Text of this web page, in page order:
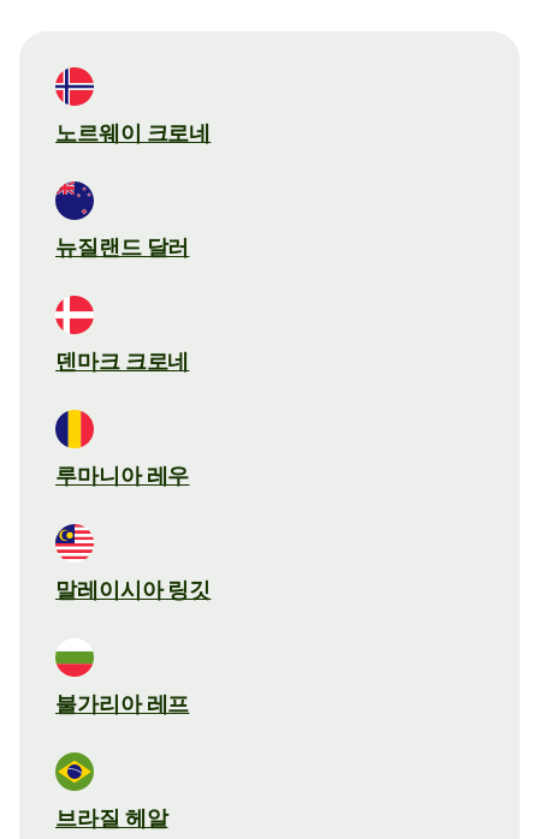
노르웨이 크로네
뉴질랜드 달러
덴마크 크로네
루마니아 레우
말레이시아 링깃
불가리아 레프
브라질 헤알